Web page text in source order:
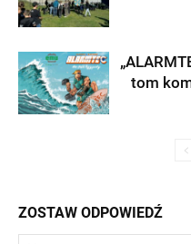
tom
ZOSTAW ODPOWIEDŹ